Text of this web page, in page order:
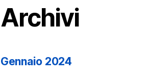
Archivi
Gennaio 2024